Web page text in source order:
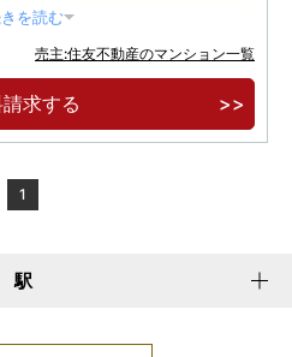
1分。
ジデンス。
を読む
売主:住友不動産のマンション一覧
求する
1
駅